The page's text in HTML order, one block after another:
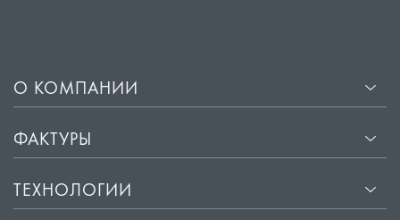
О КОМПАНИИ
ФАКТУРЫ
ТЕХНОЛОГИИ